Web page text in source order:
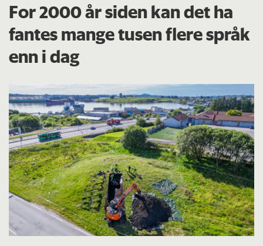
For 2000 år siden kan det ha
fantes mange tusen flere språk
enn i dag